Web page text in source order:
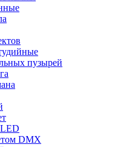
пузырей
DMX